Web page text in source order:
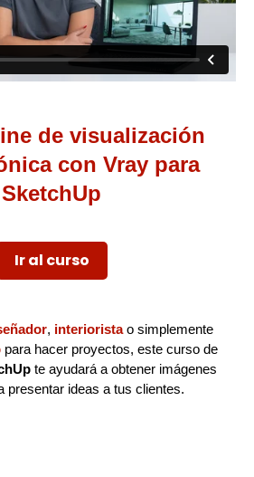
de visualización
con Vray para
SketchUp
Ir al curso
, interioristao simplemente
para hacer proyectos, este curso de
te ayudará a obtener imágenes
presentar ideas a tus clientes.